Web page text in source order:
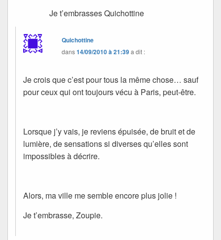
Je t’embrasses Quichottine
Quichottine
dans14/09/2010 à 21:39a dit :
Je crois que c’est pour tous la même chose… sauf
pour ceux qui ont toujours vécu à Paris, peut-être.
Lorsque j’y vais, je reviens épuisée, de bruit et de
lumière, de sensations si diverses qu’elles sont
impossibles à décrire.
Alors, ma ville me semble encore plus jolie !
Je t’embrasse, Zoupie.